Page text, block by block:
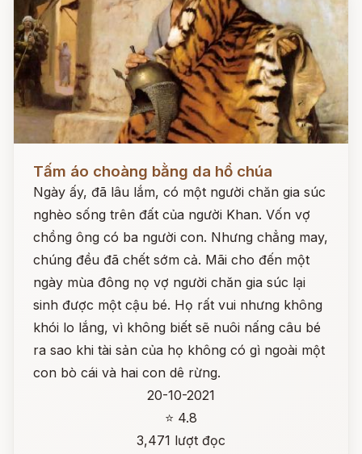
Đọc ngay
Tấm áo choàng bằng da hổ chúa
Ngày ấy, đã lâu lắm, có một người chăn gia súc
nghèo sống trên đất của người Khan. Vốn vợ
chồng ông có ba người con. Nhưng chẳng may,
chúng đều đã chết sớm cả. Mãi cho đến một
ngày mùa đông nọ vợ người chăn gia súc lại
sinh được một cậu bé. Họ rất vui nhưng không
khói lo lắng, vì không biết sẽ nuôi nấng câu bé
ra sao khi tài sản của họ không có gì ngoài một
con bò cái và hai con dê rừng.
20-10-2021
⭐ 4.8
3,471 lượt đọc